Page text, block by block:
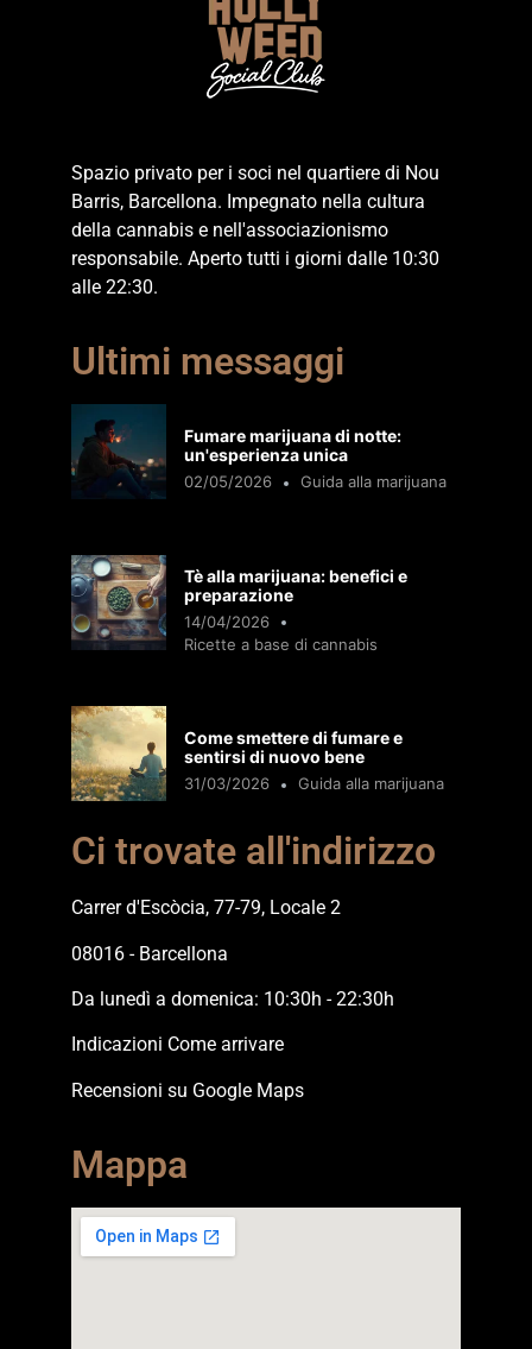
Spazio privato per i soci nel quartiere di Nou
Barris, Barcellona. Impegnato nella cultura
della cannabis e nell'associazionismo
responsabile. Aperto tutti i giorni dalle 10:30
alle 22:30.
Ultimi messaggi
Fumare marijuana di notte:
un'esperienza unica
02/05/2026 Guida alla marijuana
Tè alla marijuana: benefici e
preparazione
14/04/2026
Ricette a base di cannabis
Come smettere di fumare e
sentirsi di nuovo bene
31/03/2026 Guida alla marijuana
Ci trovate all'indirizzo
Carrer d'Escòcia, 77-79, Locale 2
08016 - Barcellona
Da lunedì a domenica: 10:30h - 22:30h
Indicazioni Come arrivare
Recensioni su Google Maps
Mappa